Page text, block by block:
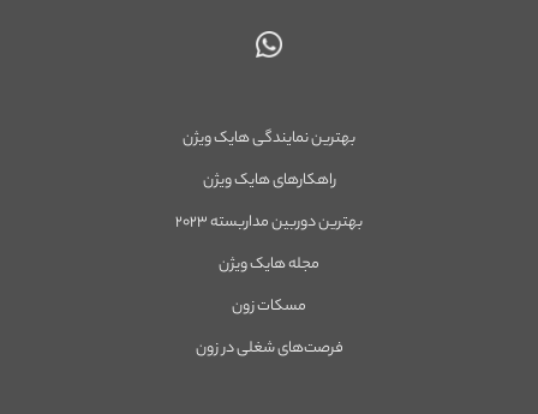
بهترین نمایندگی هایک ویژن
راهکارهای هایک ویژن
بهترین دوربین مداربسته ۲۰۲۳
مجله هایک ویژن
مسکات زون
فرصت‌های شغلی در زون